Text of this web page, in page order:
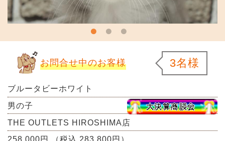
お問合せ中のお客様 3名様
ブルータビーホワイト
男の子
THE OUTLETS HIROSHIMA店